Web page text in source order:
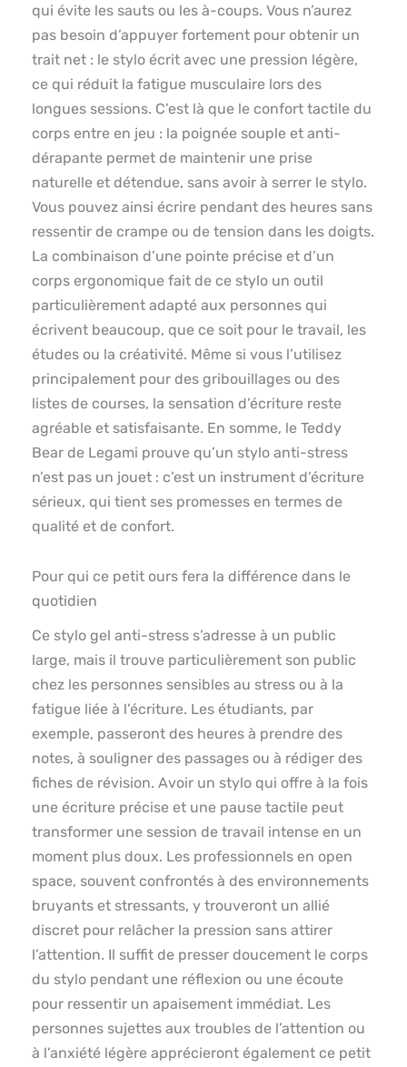
qui évite les sauts ou les à-coups. Vous n’aurez
pas besoin d’appuyer fortement pour obtenir un
trait net : le stylo écrit avec une pression légère,
ce qui réduit la fatigue musculaire lors des
longues sessions. C’est là que le confort tactile du
corps entre en jeu : la poignée souple et anti-
dérapante permet de maintenir une prise
naturelle et détendue, sans avoir à serrer le stylo.
Vous pouvez ainsi écrire pendant des heures sans
ressentir de crampe ou de tension dans les doigts.
La combinaison d’une pointe précise et d’un
corps ergonomique fait de ce stylo un outil
particulièrement adapté aux personnes qui
écrivent beaucoup, que ce soit pour le travail, les
études ou la créativité. Même si vous l’utilisez
principalement pour des gribouillages ou des
listes de courses, la sensation d’écriture reste
agréable et satisfaisante. En somme, le Teddy
Bear de Legami prouve qu’un stylo anti-stress
n’est pas un jouet : c’est un instrument d’écriture
sérieux, qui tient ses promesses en termes de
qualité et de confort.
Pour qui ce petit ours fera la différence dans le
quotidien
Ce stylo gel anti-stress s’adresse à un public
large, mais il trouve particulièrement son public
chez les personnes sensibles au stress ou à la
fatigue liée à l’écriture. Les étudiants, par
exemple, passeront des heures à prendre des
notes, à souligner des passages ou à rédiger des
fiches de révision. Avoir un stylo qui offre à la fois
une écriture précise et une pause tactile peut
transformer une session de travail intense en un
moment plus doux. Les professionnels en open
space, souvent confrontés à des environnements
bruyants et stressants, y trouveront un allié
discret pour relâcher la pression sans attirer
l’attention. Il suffit de presser doucement le corps
du stylo pendant une réflexion ou une écoute
pour ressentir un apaisement immédiat. Les
personnes sujettes aux troubles de l’attention ou
à l’anxiété légère apprécieront également ce petit